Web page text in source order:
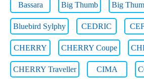
Bassara Big Thumb Big
Bluebird Sylphy CEDRIC
CHERRY CHERRY Coupe
CHERRY Traveller CIMA